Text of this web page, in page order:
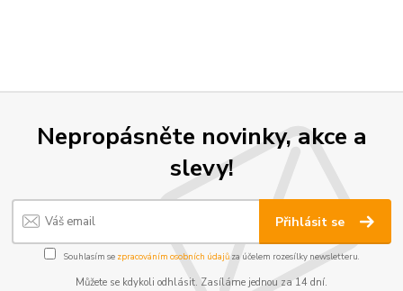
Nepropásněte novinky, akce a
slevy!
Přihlásit se
Souhlasím se zpracováním osobních údajůza účelem rozesílky newsletteru.
Můžete se kdykoli odhlásit. Zasíláme jednou za 14 dní.